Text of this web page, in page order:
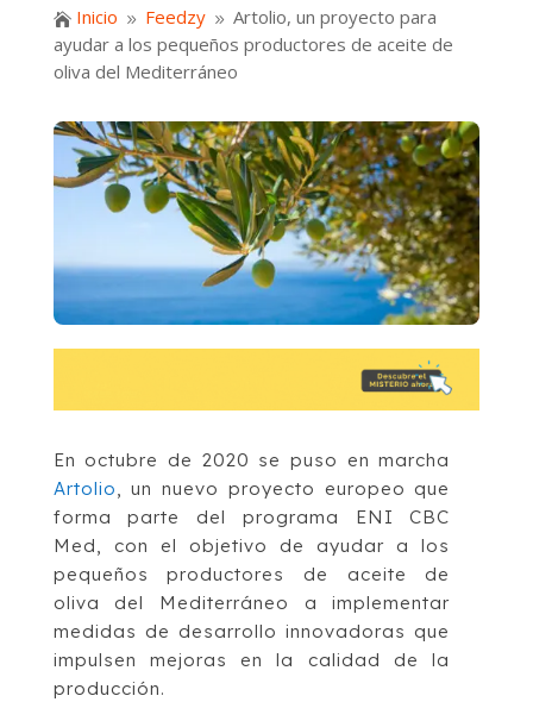
 Inicio 9 Feedzy 9 Artolio, un proyecto para
ayudar a los pequeños productores de aceite de
oliva del Mediterráneo
En octubre de 2020 se puso en marcha
Artolio, un nuevo proyecto europeo que
forma parte del programa ENI CBC
Med, con el objetivo de ayudar a los
pequeños productores de aceite de
oliva del Mediterráneo a implementar
medidas de desarrollo innovadoras que
impulsen mejoras en la calidad de la
producción.